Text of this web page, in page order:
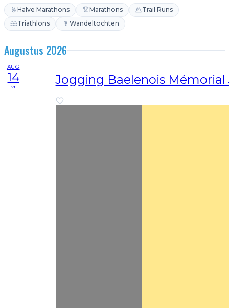
Halve Marathons Marathons
Trail Runs
Triathlons
Wandeltochten
Augustus 2026
AUG
14
vr Jogging Baelenois Mémorial